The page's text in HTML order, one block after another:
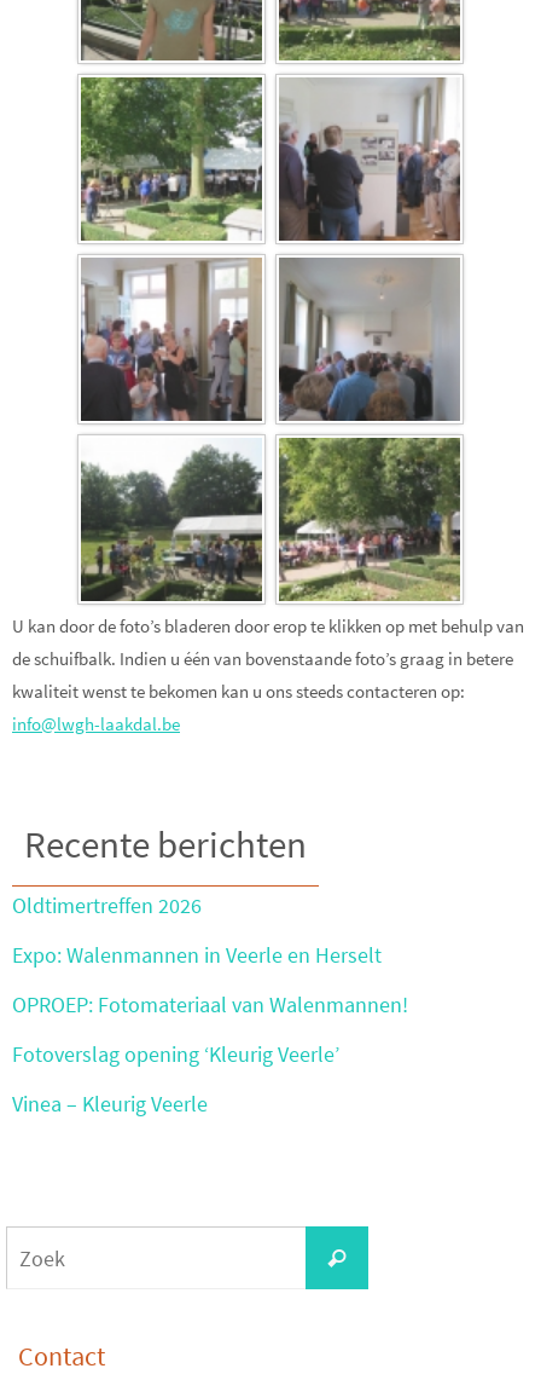
U kan door de foto’s bladeren door erop te klikken op met behulp van
de schuifbalk. Indien u één van bovenstaande foto’s graag in betere
kwaliteit wenst te bekomen kan u ons steeds contacteren op:
info@lwgh-laakdal.be
Recente berichten
Oldtimertreffen 2026
Expo: Walenmannen in Veerle en Herselt
OPROEP: Fotomateriaal van Walenmannen!
Fotoverslag opening ‘Kleurig Veerle’
Vinea – Kleurig Veerle
Zoek
Contact